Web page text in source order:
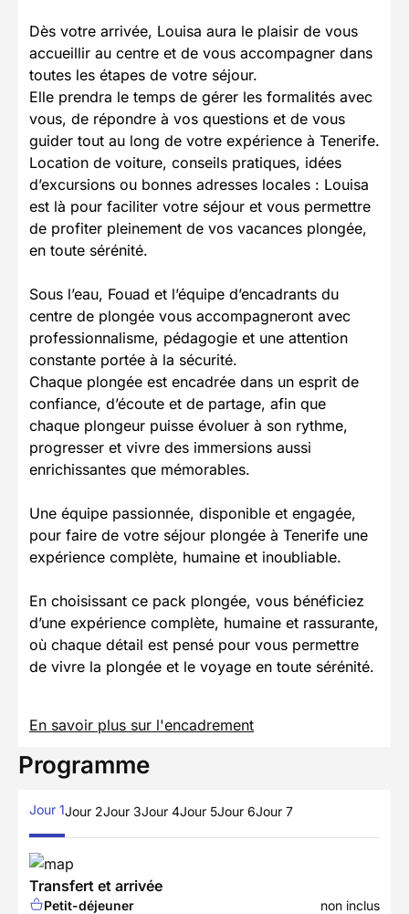
Dès votre arrivée, Louisa aura le plaisir de vous
accueillir au centre et de vous accompagner dans
toutes les étapes de votre séjour.
Elle prendra le temps de gérer les formalités avec
vous, de répondre à vos questions et de vous
guider tout au long de votre expérience à Tenerife.
Location de voiture, conseils pratiques, idées
d’excursions ou bonnes adresses locales : Louisa
est là pour faciliter votre séjour et vous permettre
de profiter pleinement de vos vacances plongée,
en toute sérénité.
Sous l’eau, Fouad et l’équipe d’encadrants du
centre de plongée vous accompagneront avec
professionnalisme, pédagogie et une attention
constante portée à la sécurité.
Chaque plongée est encadrée dans un esprit de
confiance, d’écoute et de partage, afin que
chaque plongeur puisse évoluer à son rythme,
progresser et vivre des immersions aussi
enrichissantes que mémorables.
Une équipe passionnée, disponible et engagée,
pour faire de votre séjour plongée à Tenerife une
expérience complète, humaine et inoubliable.
En choisissant ce pack plongée, vous bénéficiez
d’une expérience complète, humaine et rassurante,
où chaque détail est pensé pour vous permettre
de vivre la plongée et le voyage en toute sérénité.
En savoir plus sur l'encadrement
Programme
Jour 1Jour 2Jour 3Jour 4Jour 5Jour 6Jour 7
Transfert et arrivée
Petit-déjeuner
non inclus